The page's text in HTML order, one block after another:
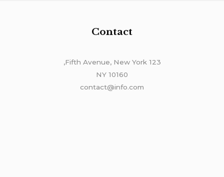
Contact
123 Fifth Avenue, New York,
NY 10160
contact@info.com